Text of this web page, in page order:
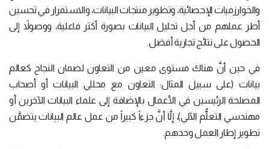
والخوارزميات الإحصائية، وتطوير منتجات البيانات، والاستمرار في تحسين
أطر عملهم من أجل تحليل البيانات بصورة أكثر فاعلية، ووصولاً إلى
الحصول على نتائج تجارية أفضل.
في حين أنَّ هناك مستوى معين من التعاون لضمان النجاح كعالم
بيانات (على سبيل المثال: التعاون مع محللي البيانات أو أصحاب
المصلحة الرئيسين في الأعمال بالإضافة إلى علماء البيانات الآخرين أو
مهندسي التعلُّم الآلي)، إلَّا أنَّ جزءاً كبيراً من عمل عالم البيانات يتضمَّن
تطوير إطار العمل وحدهم.